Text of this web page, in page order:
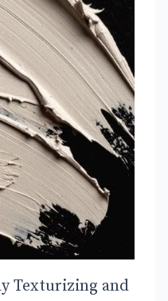
Texturizing and